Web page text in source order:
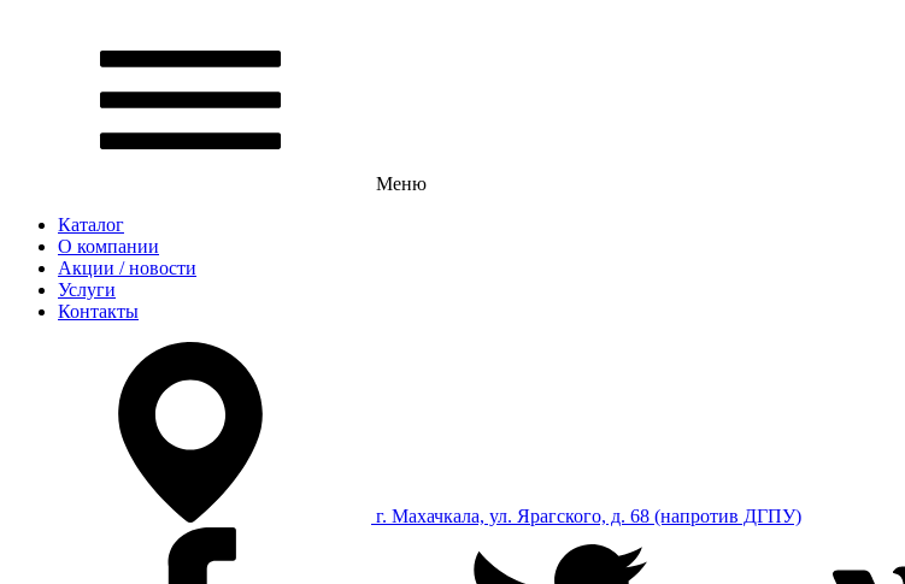
Меню
Каталог
О компании
Акции / новости
Услуги
Контакты
г. Махачкала, ул. Ярагского, д. 68 (напротив ДГПУ)